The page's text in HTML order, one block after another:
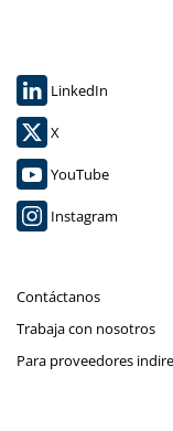
LinkedIn
X
YouTube
Instagram
Contáctanos
Trabaja con nosotros
Para proveedores